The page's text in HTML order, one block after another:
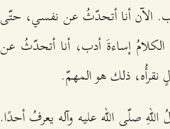
الآن أنا أتحدّثُ عن نفسي، حتّى
الكلامُ إساءةَ أدب، أنا أتحدّثُ عن
نقرأُه، ذلك هو المهمّ.
صلّى الله عليه وآله يعرفُ أحدًا.